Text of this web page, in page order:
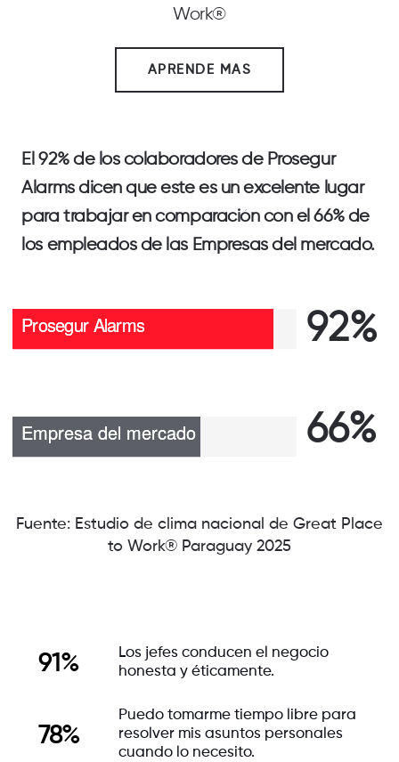
Work®
APRENDE MAS
El 92%de los colaboradores de Prosegur
Alarmsdicen que este es un excelente lugar
para trabajar en comparación con el66%de
los empleados de las Empresas del mercado.
92%
66%
Fuente: Estudio de clima nacional de Great Place
to Work® Paraguay 2025
91%
Los jefes conducen el negocio
honesta y éticamente.
78%
Puedo tomarme tiempo libre para
resolver mis asuntos personales
cuando lo necesito.